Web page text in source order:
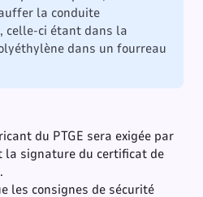
la conduite
celle-ci étant dans la
dans un fourreau
du PTGE sera exigée par
signature du certificat de
les consignes de sécurité